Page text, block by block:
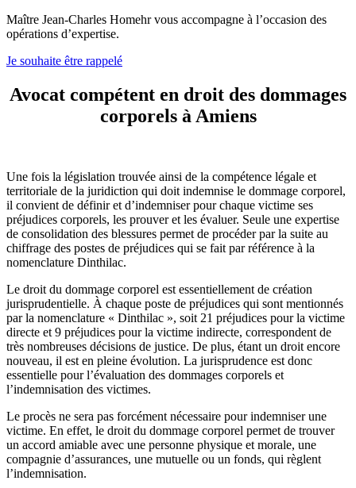
Maître Jean-Charles Homehr vous accompagne à l’occasion des
opérations d’expertise.
Je souhaite être rappelé
Avocat compétent en droit des dommages
corporels à Amiens
Une fois la législation trouvée ainsi de la compétence légale et
territoriale de la juridiction qui doit indemnise le dommage corporel,
il convient de définir et d’indemniser pour chaque victime ses
préjudices corporels, les prouver et les évaluer. Seule une expertise
de consolidation des blessures permet de procéder par la suite au
chiffrage des postes de préjudices qui se fait par référence à la
nomenclature Dinthilac.
Le droit du dommage corporel est essentiellement de création
jurisprudentielle. À chaque poste de préjudices qui sont mentionnés
par la nomenclature « Dinthilac », soit 21 préjudices pour la victime
directe et 9 préjudices pour la victime indirecte, correspondent de
très nombreuses décisions de justice. De plus, étant un droit encore
nouveau, il est en pleine évolution. La jurisprudence est donc
essentielle pour l’évaluation des dommages corporels et
l’indemnisation des victimes.
Le procès ne sera pas forcément nécessaire pour indemniser une
victime. En effet, le droit du dommage corporel permet de trouver
un accord amiable avec une personne physique et morale, une
compagnie d’assurances, une mutuelle ou un fonds, qui règlent
l’indemnisation.